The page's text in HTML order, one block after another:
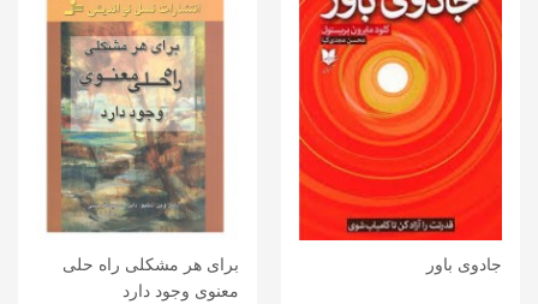
جادوی باور
برای هر مشکلی راه حلی
معنوی وجود دارد